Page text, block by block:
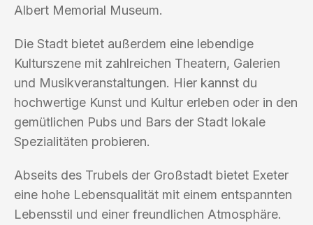
Albert Memorial Museum.
Die Stadt bietet außerdem eine lebendige
Kulturszene mit zahlreichen Theatern, Galerien
und Musikveranstaltungen. Hier kannst du
hochwertige Kunst und Kultur erleben oder in den
gemütlichen Pubs und Bars der Stadt lokale
Spezialitäten probieren.
Abseits des Trubels der Großstadt bietet Exeter
eine hohe Lebensqualität mit einem entspannten
Lebensstil und einer freundlichen Atmosphäre.